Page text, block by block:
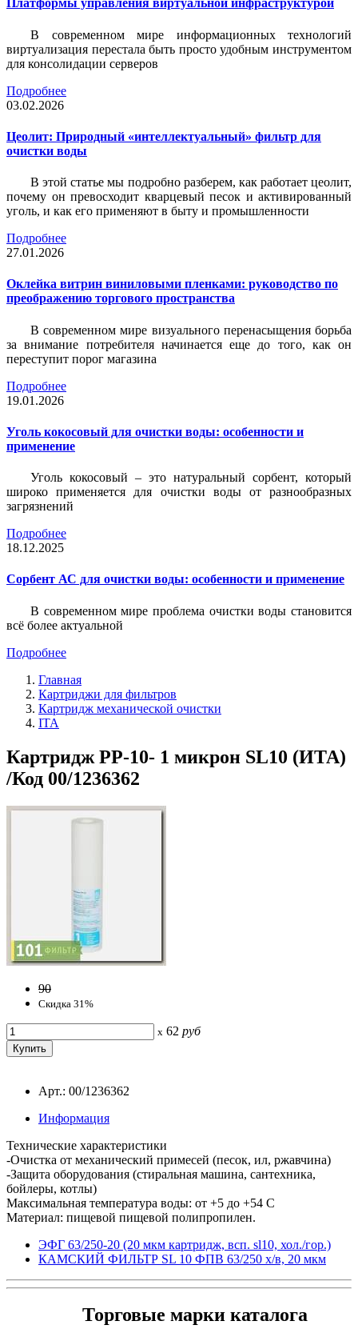
Платформы управления виртуальной инфраструктурой
В современном мире информационных технологий
виртуализация перестала быть просто удобным инструментом
для консолидации серверов
Подробнее
03.02.2026
Цеолит: Природный «интеллектуальный» фильтр для
очистки воды
В этой статье мы подробно разберем, как работает цеолит,
почему он превосходит кварцевый песок и активированный
уголь, и как его применяют в быту и промышленности
Подробнее
27.01.2026
Оклейка витрин виниловыми пленками: руководство по
преображению торгового пространства
В современном мире визуального перенасыщения борьба
за внимание потребителя начинается еще до того, как он
переступит порог магазина
Подробнее
19.01.2026
Уголь кокосовый для очистки воды: особенности и
применение
Уголь кокосовый – это натуральный сорбент, который
широко применяется для очистки воды от разнообразных
загрязнений
Подробнее
18.12.2025
Сорбент АС для очистки воды: особенности и применение
В современном мире проблема очистки воды становится
всё более актуальной
Подробнее
Главная
Картриджи для фильтров
Картридж механической очистки
ITA
Картридж PP-10- 1 микрон SL10 (ИТА)
/Код 00/1236362
90
Скидка 31%
x 62 руб
Арт.: 00/1236362
Информация
Технические характеристики
-Очистка от механический примесей (песок, ил, ржавчина)
-Защита оборудования (стиральная машина, сантехника,
бойлеры, котлы)
Максимальная температура воды: от +5 до +54 С
Материал: пищевой пищевой полипропилен.
ЭФГ 63/250-20 (20 мкм картридж, всп. sl10, хол./гор.)
КАМСКИЙ ФИЛЬТР SL 10 ФПВ 63/250 х/в, 20 мкм
Торговые марки каталога